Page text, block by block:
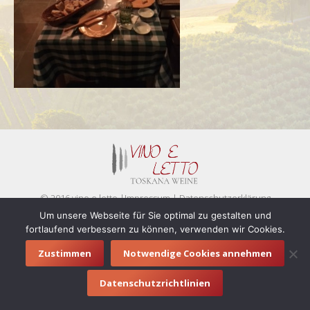
© 2016 vino e letto |Impressum|Datenschutzerklärung
Footermenue
Um unsere Webseite für Sie optimal zu gestalten und
fortlaufend verbessern zu können, verwenden wir Cookies.
Zustimmen Notwendige Cookies annehmen
Datenschutzrichtlinien